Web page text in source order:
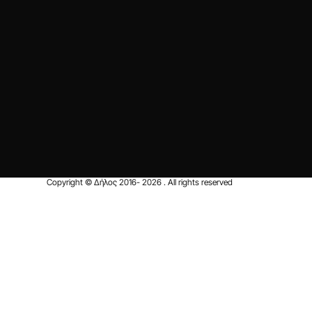
Copyright © Δήλος 2016- 2026 . All rights reserved